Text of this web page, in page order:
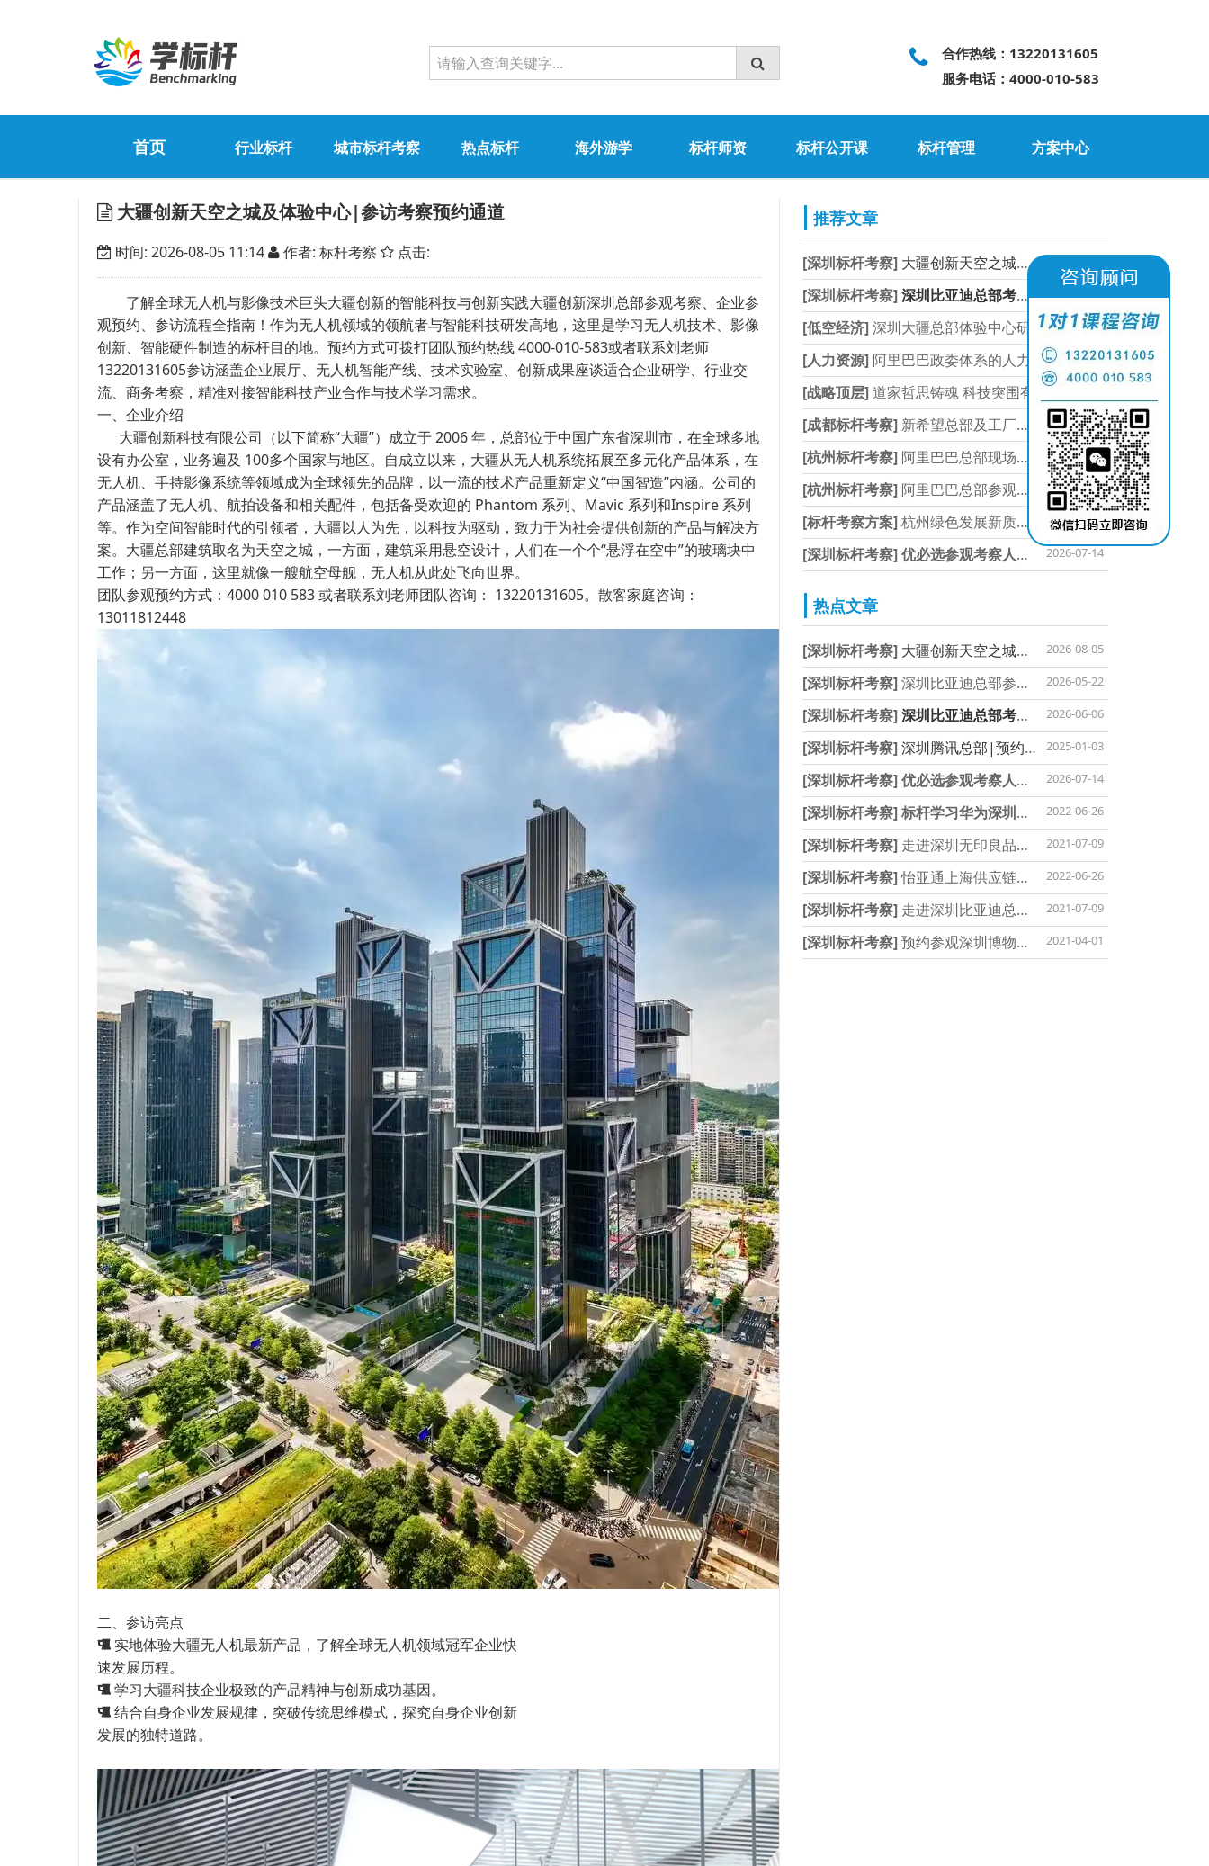
合作热线：13220131605
服务电话：4000-010-583
首页 行业标杆 城市标杆考察 热点标杆 海外游学 标杆师资 标杆公开课 标杆管理 方案中心
大疆创新天空之城及体验中心|参访考察预约通道
时间: 2026-08-05 11:14 作者: 标杆考察 点击:
了解全球无人机与影像技术巨头大疆创新的智能科技与创新实践大疆创新深圳总部参观考察、企业参
观预约、参访流程全指南！作为无人机领域的领航者与智能科技研发高地，这里是学习无人机技术、影像
创新、智能硬件制造的标杆目的地。预约方式可拨打团队预约热线 4000-010-583或者联系刘老师
13220131605参访涵盖企业展厅、无人机智能产线、技术实验室、创新成果座谈适合企业研学、行业交
流、商务考察，精准对接智能科技产业合作与技术学习需求。
一、企业介绍
大疆创新科技有限公司（以下简称“大疆”）成立于 2006 年，总部位于中国广东省深圳市，在全球多地
设有办公室，业务遍及 100多个国家与地区。自成立以来，大疆从无人机系统拓展至多元化产品体系，在
无人机、手持影像系统等领域成为全球领先的品牌，以一流的技术产品重新定义“中国智造”内涵。公司的
产品涵盖了无人机、航拍设备和相关配件，包括备受欢迎的 Phantom 系列、Mavic 系列和Inspire 系列
等。作为空间智能时代的引领者，大疆以人为先，以科技为驱动，致力于为社会提供创新的产品与解决方
案。大疆总部建筑取名为天空之城，一方面，建筑采用悬空设计，人们在一个个“悬浮在空中”的玻璃块中
工作；另一方面，这里就像一艘航空母舰，无人机从此处飞向世界。
团队参观预约方式：4000 010 583 或者联系刘老师团队咨询： 13220131605。散客家庭咨询：
13011812448
二、参访亮点
 实地体验大疆无人机最新产品，了解全球无人机领域冠军企业快
速发展历程。
 学习大疆科技企业极致的产品精神与创新成功基因。
 结合自身企业发展规律，突破传统思维模式，探究自身企业创新
发展的独特道路。
推荐文章
[深圳标杆考察] 大疆创新天空之城及体验
[深圳标杆考察]深圳比亚迪总部考察参访
[低空经济]深圳大疆总部体验中心研 2026-08-05
[人力资源] 阿里巴巴政委体系的人力 2026-08-01
[战略顶层]道家哲思铸魂 科技突围有 2026-08-01
[成都标杆考察] 新希望总部及工厂参观预 2026-07-27
[杭州标杆考察] 阿里巴巴总部现场教学 2026-07-27
[杭州标杆考察] 阿里巴巴总部参观考察阿 2026-07-27
[标杆考察方案]杭州绿色发展新质生产力 2026-07-14
[深圳标杆考察]优必选参观考察人形机器 2026-07-14
热点文章
[深圳标杆考察] 大疆创新天空之城及体验 2026-08-05
[深圳标杆考察]深圳比亚迪总部参观考察 2026-05-22
[深圳标杆考察]深圳比亚迪总部考察参访 2026-06-06
[深圳标杆考察]深圳腾讯总部|预约参访咨 2025-01-03
[深圳标杆考察]优必选参观考察人形机器 2026-07-14
[深圳标杆考察]标杆学习华为深圳总部现 2022-06-26
[深圳标杆考察] 走进深圳无印良品学习极 2021-07-09
[深圳标杆考察]怡亚通上海供应链标杆考 2022-06-26
[深圳标杆考察] 走进深圳比亚迪总部学习 2021-07-09
[深圳标杆考察]预约参观深圳博物馆，了 2021-04-01